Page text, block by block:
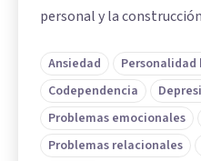
personal y la
Ansiedad
Codependencia
Problemas emocionales
Problemas relacionales